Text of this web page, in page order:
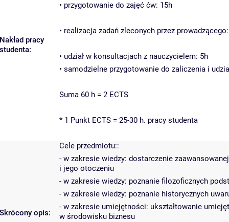
Nakład pracy
studenta:
• przygotowanie do zajęć ćw: 15h
• realizacja zadań zleconych przez
• udział w konsultacjach z nauczycielem: 5h
• samodzielne przygotowanie do zaliczenia i
Suma 60 h = 2 ECTS
* 1 Punkt ECTS = 25-30 h. pracy studenta
Skrócony opis:
Cele przedmiotu::
- w zakresie wiedzy: dostarczenie
i jego otoczeniu
- w zakresie wiedzy: poznanie filozoficznych
- w zakresie wiedzy: poznanie historycznych
- w zakresie umiejętności: ukształtowanie
w środowisku biznesu